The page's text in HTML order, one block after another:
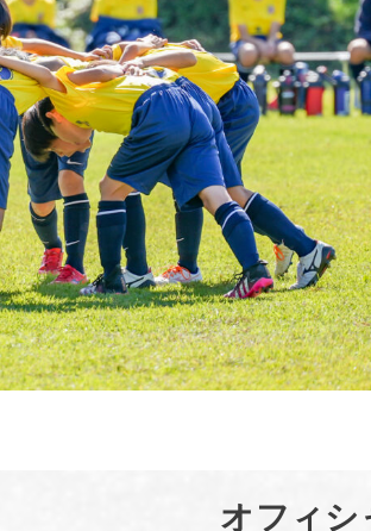
オフィシ